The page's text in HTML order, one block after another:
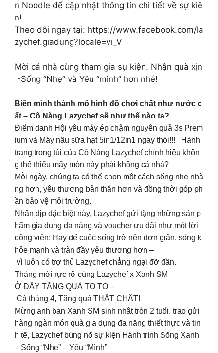
n Noodle để cập nhật thông tin chi tiết về sự kiệ
n!
Theo dõi ngay tại: https://www.facebook.com/la
zychef.giadung?locale=vi_V
Mời cả nhà cùng tham gia sự kiện. Nhận quà xịn
-Sống “Nhẹ” và Yêu “mình” hơn nhé!
Biến mình thành mô hình đồ chơi chất như nước c
ất – Cô Nàng Lazychef sẽ như thế nào ta?
Điểm danh Hội yêu máy ép chậm nguyên quả 3s Prem
ium và Máy nấu sữa hạt 5in1/12in1 ngay thôi!!! Hành
trang trong túi của Cô Nàng Lazychef chính hiệu khôn
g thể thiếu mấy món này phải không cả nhà?
Mỗi ngày, chúng ta có thể chọn một cách sống nhẹ nhà
ng hơn, yêu thương bản thân hơn và đồng thời góp ph
ần bảo vệ môi trường.
Nhân dịp đặc biệt này, Lazychef gửi tặng những sản p
hẩm gia dụng đa năng và voucher ưu đãi như một lời
động viên: Hãy để cuộc sống trở nên đơn giản, sống k
hỏe mạnh và tràn đầy yêu thương hơn –
vì luôn có trợ thủ Lazychef chẳng ngại đỡ đần.
Tháng mới rực rỡ cùng Lazychef x Xanh SM ️
Ở ĐÂY TẶNG QUÀ TO TO –
Cá tháng 4, Tặng quà THẬT CHẤT!
Mừng anh bạn Xanh SM sinh nhật tròn 2 tuổi, trao gửi
hàng ngàn món quà gia dụng đa năng thiết thực và tin
h tế, Lazychef bùng nổ sự kiện Hành trình Sống Xanh
– Sống “Nhẹ” – Yêu “Mình”